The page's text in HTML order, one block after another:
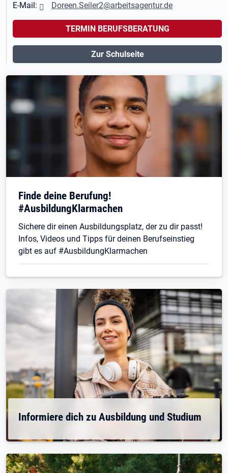
E-Mail: Doreen.Seiler2@arbeitsagentur.de
TERMIN BERUFSBERATUNG
Zur Schulseite
Finde deine Berufung!
#AusbildungKlarmachen
Sichere dir einen Ausbildungsplatz, der zu dir passt!
Infos, Videos und Tipps für deinen Berufseinstieg
gibt es auf #AusbildungKlarmachen
Informiere dich zu Ausbildung und Studium